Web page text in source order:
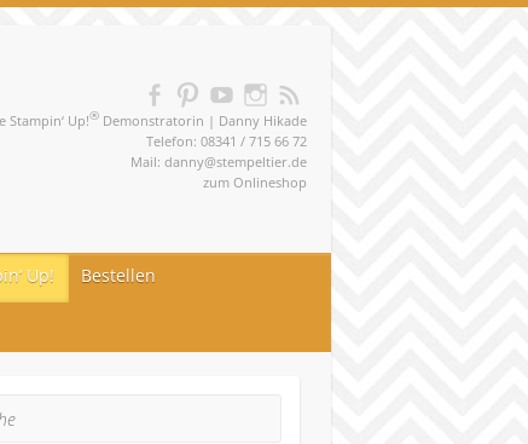
Stampin‘ Up!® Demonstratorin | Danny Hikade
Telefon: 08341 / 715 66 72
Mail: danny@stempeltier.de
zum Onlineshop
Up! Bestellen